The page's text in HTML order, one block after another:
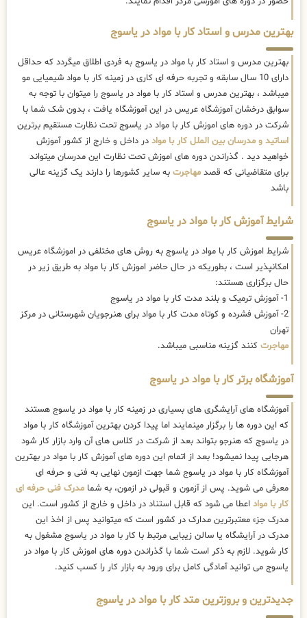
بهترین مدرس و استاد کار با مواد در یاسوج
بهترین مدرس و استاد کار با مواد در یاسوج به فردی اطلاق میگردد که حداقل
دارای 10 سال سابقه و تجربه حرفه ای کاری در زمینه کار با مواد شیمیایی مو
میباشد ، بهترین مدرس و استاد کار با مواد در یاسوج را میتوان با توجه به
سوابق درخشان آموزشگاه عریس در این آموزشگاه یافت ، بدون شک شما با
شرکت در دوره های اموزش کار با مواد در یاسوج تحت نظارت مستقیم برترین
اساتید و مدرسان بین الملل کار با مواد در داخل و خارج از کشور آموزش
خواهید دید . گذراندن دوره های اموزش تحت نظارت این مدرسان میتواند
برای متقاضیانی که قصد مهاجرت به سایر کشورها را دارند یک گزینه عالی
باشد
شرایط آموزش کار با مواد در یاسوج
شرایط اموزش کار با مواد در یاسوج به روش های مختلفی در اموزشگاه عریس
امکانپذیر است ، بطوریکه در حال حاضر اموزش کار با مواد به طریق زیر در
حال برگزاری هستند:
1- آموزش ترمیک و بلند مدت کار با مواد در یاسوج
2- آموزش فشرده و کوتاه مدت کار با مواد برای هنرجویان شهرستانی در مرکز
تهران
مهاجرت کنند گزینه مناسبی میباشد.
آموزشگاه برتر کار با مواد در یاسوج
آموزشگاه های آرایشگری های بسیاری در زمینه کار با مواد در یاسوج هستند
که این دوره ها را برگزار مینمایند اما پیدا کردن بهترین آموزشگاه کار با مواد
در یاسوج که هنرجو بتواند بعد از شرکت در کلاس های آن وارد بازار کار شود
هرجایی پیدا نمیشود! بعد از اتمام این دوره های آموزش کار با مواد در بهترین
آموزشگاه کار با مواد در یاسوج شما جهت ازمون نهایی به فنی و حرفه ای
معرفی می شوید. پس از آزمون و قبولی در ازمون، به شما مدرک فنی حرفه ای
کار با مواد اعطا می شود که قابل استناد در داخل و خارج از کشور است. این
مدرک جزء معتبرترین مدارک در کشور است که میتوانید پس از اخذ این
مدرک در آرایشگاه یا سالن زیبایی مرتبط با کار با مواد در یاسوج مشغول به
کار شوید. لازم به ذکر است شما با گذراندن دوره های اموزش کار با مواد در
یاسوج می توانید آمادگی کامل برای ورود به بازار کار را کسب کنید.
جدیدترین و بروزترین متد کار با مواد در یاسوج